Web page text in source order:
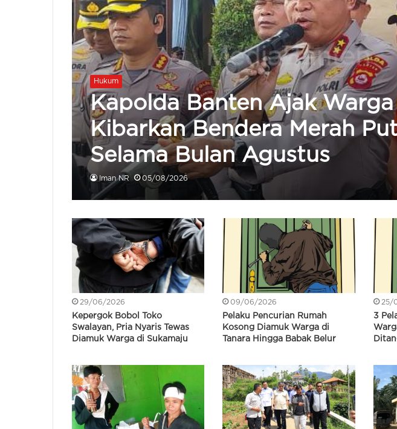
Hukum
Kapolda Banten Ajak Warga
Kibarkan Bendera Merah
Selama Bulan Agustus
Iman NR 05/08/2026
29/06/2026
Kepergok Bobol Toko
Swalayan, Pria Nyaris Tewas
Diamuk Warga di Sukamaju
09/06/2026
Pelaku Pencurian Rumah
Kosong Diamuk Warga di
Tanara Hingga Babak Belur
25/
3